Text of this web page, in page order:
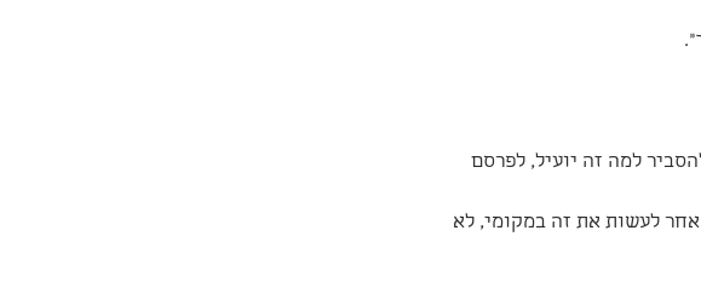
למה זה יועיל, לפרסם
לעשות את זה במקומי, לא